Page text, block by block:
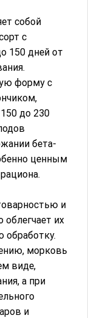
собой
с
150 дней от
форму с
до 230
бета-
ценным
и
их
обработку.
морковь
виде,
а при
и